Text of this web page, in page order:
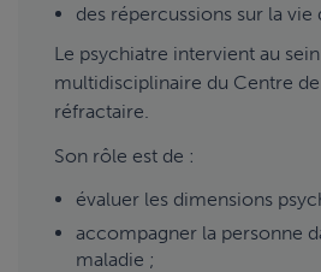
des répercussions sur la vie
Le psychiatre intervient au sein
multidisciplinaire du Centre de
réfractaire.
Son rôle est de :
évaluer les dimensions
accompagner la personne
maladie ;